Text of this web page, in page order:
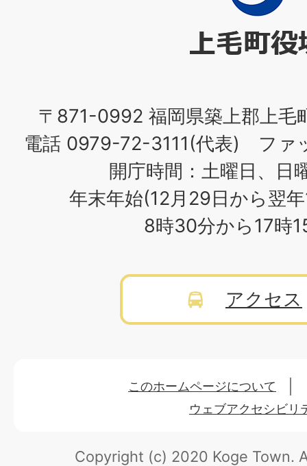
〒871-0992 福岡県築上郡上毛
電話 0979-72-3111(代表) ファ
開庁時間：土曜日、日
年末年始(12月29日から翌
8時30分から17時
アクセス
このホームページについて
ウェブアクセシビリ
Copyright (c) 2020 Koge Town.